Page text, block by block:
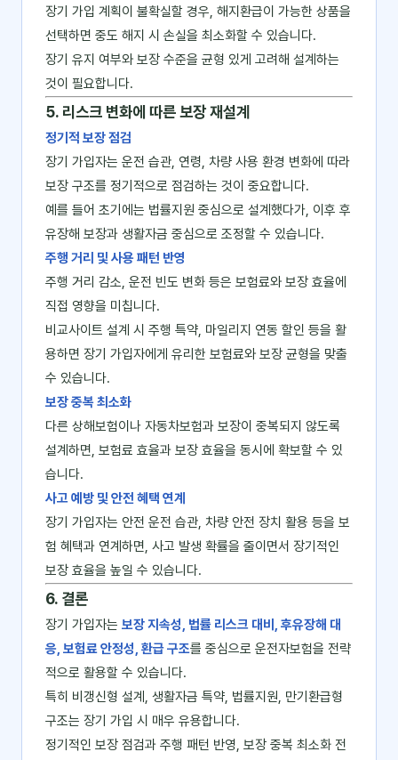
장기 가입 계획이 불확실할 경우, 해지환급이 가능한 상품을
선택하면 중도 해지 시 손실을 최소화할 수 있습니다.
장기 유지 여부와 보장 수준을 균형 있게 고려해 설계하는
것이 필요합니다.
5. 리스크 변화에 따른 보장 재설계
정기적 보장 점검
장기 가입자는 운전 습관, 연령, 차량 사용 환경 변화에 따라
보장 구조를 정기적으로 점검하는 것이 중요합니다.
예를 들어 초기에는 법률지원 중심으로 설계했다가, 이후 후
유장해 보장과 생활자금 중심으로 조정할 수 있습니다.
주행 거리 및 사용 패턴 반영
주행 거리 감소, 운전 빈도 변화 등은 보험료와 보장 효율에
직접 영향을 미칩니다.
비교사이트 설계 시 주행 특약, 마일리지 연동 할인 등을 활
용하면 장기 가입자에게 유리한 보험료와 보장 균형을 맞출
수 있습니다.
보장 중복 최소화
다른 상해보험이나 자동차보험과 보장이 중복되지 않도록
설계하면, 보험료 효율과 보장 효율을 동시에 확보할 수 있
습니다.
사고 예방 및 안전 혜택 연계
장기 가입자는 안전 운전 습관, 차량 안전 장치 활용 등을 보
험 혜택과 연계하면, 사고 발생 확률을 줄이면서 장기적인
보장 효율을 높일 수 있습니다.
6. 결론
장기 가입자는 보장 지속성, 법률 리스크 대비, 후유장해 대
응, 보험료 안정성, 환급 구조를 중심으로 운전자보험을 전략
적으로 활용할 수 있습니다.
특히 비갱신형 설계, 생활자금 특약, 법률지원, 만기환급형
구조는 장기 가입 시 매우 유용합니다.
정기적인 보장 점검과 주행 패턴 반영, 보장 중복 최소화 전